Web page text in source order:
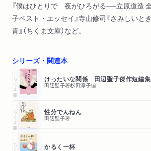
『僕はひとりで 夜がひろがる──立原道造 全
子ベスト・エッセイ』寺山修司『さみしいと
青』（ちくま文庫）など。
シリーズ・関連本
ちくま文庫 けったいな関係 田辺聖子傑作短編集
田辺聖子著杉田淳子編
ちくま文庫 性分でんねん
田辺聖子著
ちくま文庫 かるく一杯